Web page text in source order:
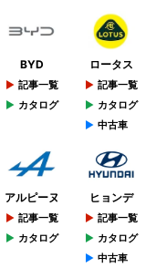
BYD
記事一覧
カタログ
ロータス
記事一覧
カタログ
中古車
アルピーヌ
記事一覧
カタログ
ヒョンデ
記事一覧
カタログ
中古車